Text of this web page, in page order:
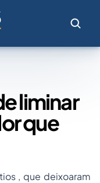
liminar
que
, que deixoaram